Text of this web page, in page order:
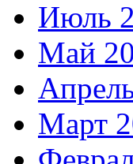
Июль
Май
Март